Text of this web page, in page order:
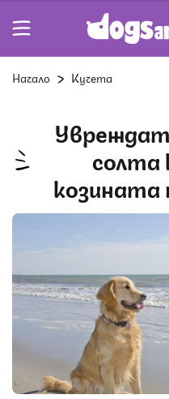
Начало Кучета
Увреждат ли морето и
солта